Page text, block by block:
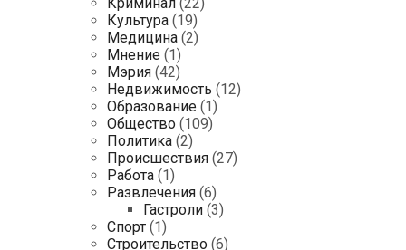
Культура (19)
Медицина (2)
Мнение (1)
Мэрия (42)
Недвижимость (12)
Образование (1)
Общество (109)
Политика (2)
Происшествия (27)
Работа (1)
Развлечения (6)
Гастроли (3)
Спорт (1)
Строительство (6)